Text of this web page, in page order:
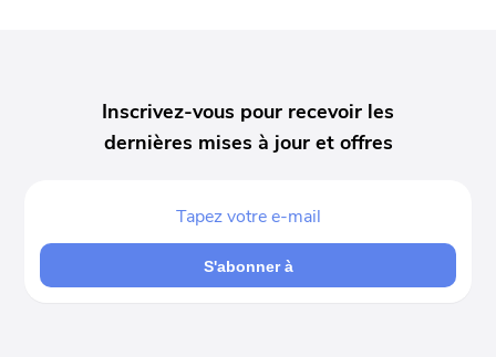
Inscrivez-vous pour recevoir les
dernières mises à jour et offres
S'abonner à